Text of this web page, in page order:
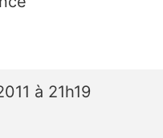
à 21h19